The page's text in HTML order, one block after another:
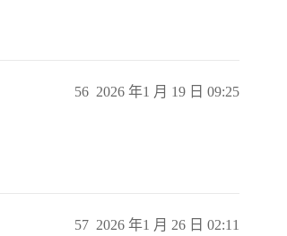
2026 年1 月 19 日 09:25
56
2026 年1 月 26 日 02:11
57